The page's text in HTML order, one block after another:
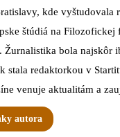
kde vyštudovala
štúdiá na
Žurnalistika bola najskôr
stala redaktorkou v
venuje aktualitám a
autora